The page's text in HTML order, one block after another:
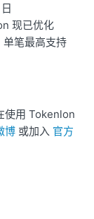
现已优化
单笔最高支持
使用 Tokenlon
博 或加入 官方